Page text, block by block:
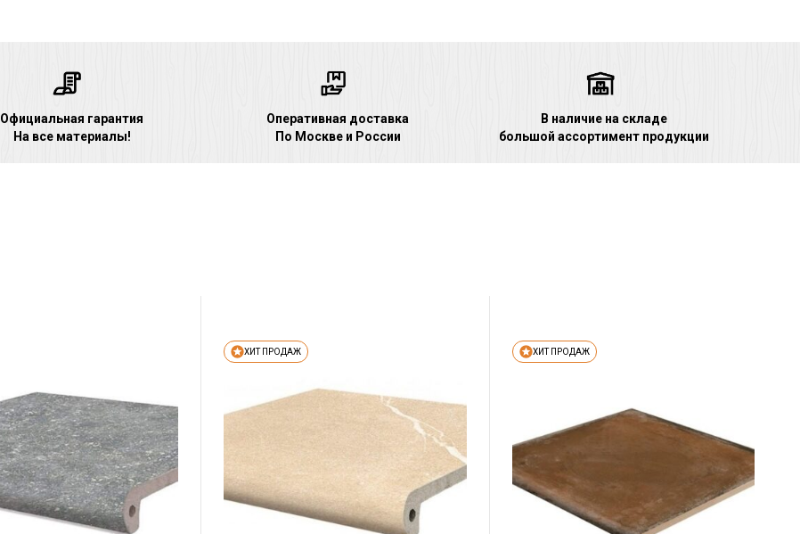
Официальная гарантия
На все материалы!
Оперативная доставка
По Москве и России
В наличие на складе
большой ассортимент продукции
ХИТ ПРОДАЖ ХИТ ПРОДАЖ